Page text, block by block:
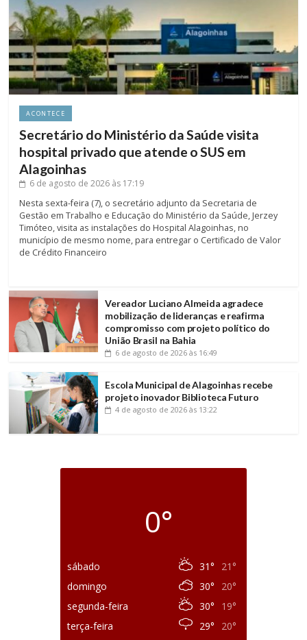
ACONTECE
Secretário do Ministério da Saúde visita
hospital privado que atende o SUS em
Alagoinhas
6 de agosto de 2026 às 17:19
Nesta sexta-feira (7), o secretário adjunto da Secretaria de
Gestão em Trabalho e Educação do Ministério da Saúde, Jerzey
Timóteo, visita as instalações do Hospital Alagoinhas, no
município de mesmo nome, para entregar o Certificado de Valor
de Crédito Financeiro
Vereador Luciano Almeida agradece
mobilização de lideranças e reafirma
compromisso com projeto político do
União Brasil na Bahia
6 de agosto de 2026 às 16:49
Escola Municipal de Alagoinhas recebe
projeto inovador Biblioteca Futuro
4 de agosto de 2026 às 13:22
0°
sábado 31°
21°
domingo
30°
20°
segunda-feira
30°
19°
terça-feira
29° 20°